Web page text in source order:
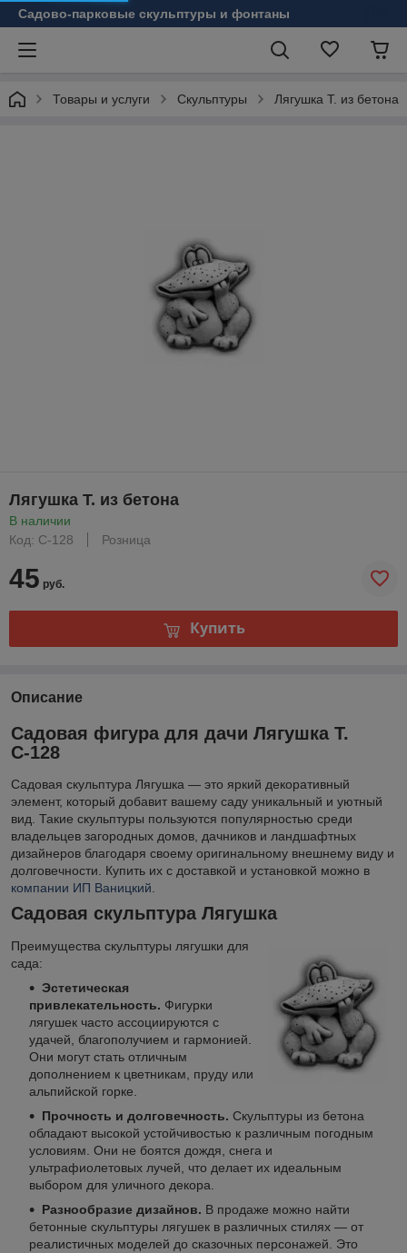
Садово-парковые скульптуры и фонтаны
Товары и услуги Скульптуры Лягушка Т. из бетона
Лягушка Т. из бетона
В наличии
Код: С-128
Розница
45 руб.
Купить
Описание
Садовая фигура для дачи Лягушка Т.
С-128
Садовая скульптура Лягушка — это яркий декоративный
элемент, который добавит вашему саду уникальный и уютный
вид. Такие скульптуры пользуются популярностью среди
владельцев загородных домов, дачников и ландшафтных
дизайнеров благодаря своему оригинальному внешнему виду и
долговечности. Купить их с доставкой и установкой можно в
компании ИП Ваницкий.
Садовая скульптура Лягушка
Преимущества скульптуры лягушки для
сада:
Эстетическая
привлекательность. Фигурки
лягушек часто ассоциируются с
удачей, благополучием и гармонией.
Они могут стать отличным
дополнением к цветникам, пруду или
альпийской горке.
Прочность и долговечность. Скульптуры из бетона
обладают высокой устойчивостью к различным погодным
условиям. Они не боятся дождя, снега и
ультрафиолетовых лучей, что делает их идеальным
выбором для уличного декора.
Разнообразие дизайнов. В продаже можно найти
бетонные скульптуры лягушек в различных стилях — от
реалистичных моделей до сказочных персонажей. Это